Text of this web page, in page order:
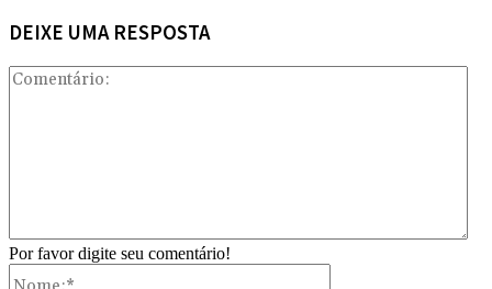
DEIXE UMA RESPOSTA
Por favor digite seu comentário!